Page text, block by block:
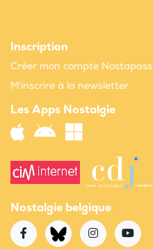
Inscription
Créer mon compte Nostapass
M'inscrire à la newsletter
Les Apps Nostalgie
Nostalgie belgique